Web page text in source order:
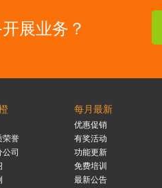
展业务？
荣誉
司
每月最新
优惠促销
有奖活动
功能更新
免费培训
最新公告